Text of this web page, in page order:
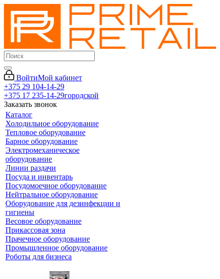
ВойтиМой кабинет
+375 29 104-14-29
+375 17 235-14-29городской
Заказать звонок
Каталог
Холодильное оборудование
Тепловое оборудование
Барное оборудование
Электромеханическое
оборудование
Линии раздачи
Посуда и инвентарь
Посудомоечное оборудование
Нейтральное оборудование
Оборудование для дезинфекции и
гигиены
Весовое оборудование
Прикассовая зона
Прачечное оборудование
Промышленное оборудование
Роботы для бизнеса